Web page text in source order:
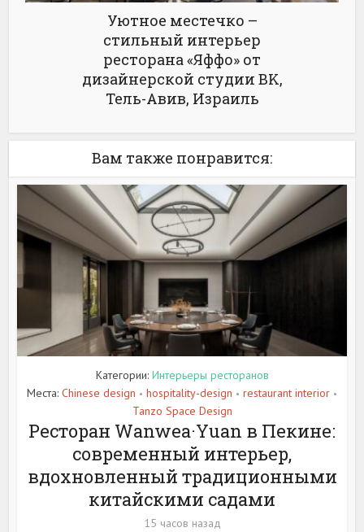
Уютное местечко –
стильный интерьер
ресторана «Яффо» от
дизайнерской студии BK,
Тель-Авив, Израиль
Вам также понравится:
Категории: Интерьеры ресторанов
Места: Chinese design • hospitality-design • restaurant interior •
Tanzo Space Design
Ресторан Wanwea·Yuan в Пекине:
современный интерьер,
вдохновленный традиционными
китайскими садами
15 часов назад